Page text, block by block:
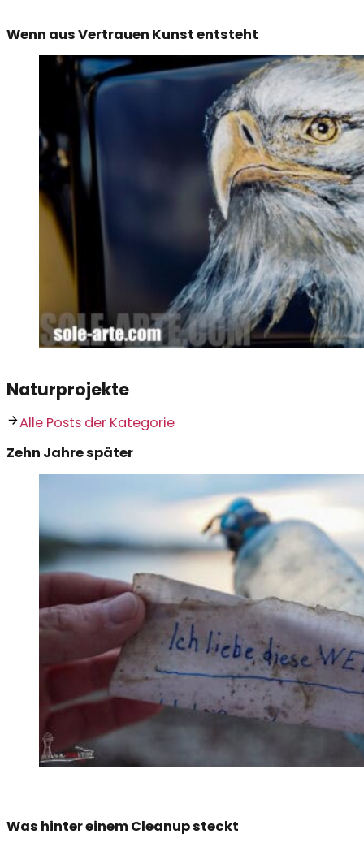
Wenn aus Vertrauen Kunst entsteht
Naturprojekte
Alle Posts der Kategorie
Zehn Jahre später
Was hinter einem Cleanup steckt